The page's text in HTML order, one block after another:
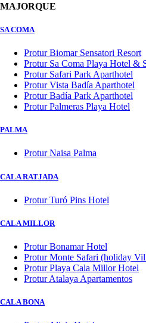
MAJORQUE
SA COMA
Protur Biomar Sensatori Resort
Protur Sa Coma Playa Hotel &
Protur Safari Park Aparthotel
Protur Vista Badía Aparthotel
Protur Badía Park Aparthotel
Protur Palmeras Playa Hotel
PALMA
Protur Naisa Palma
CALA RATJADA
Protur Turó Pins Hotel
CALA MILLOR
Protur Bonamar Hotel
Protur Monte Safari (holiday
Protur Playa Cala Millor Hotel
Protur Atalaya Apartamentos
CALA BONA